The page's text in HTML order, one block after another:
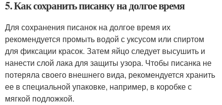
5. Как сохранить писанку на долгое время
Для сохранения писанок на долгое время их
рекомендуется промыть водой с уксусом или спиртом
для фиксации красок. Затем яйцо следует высушить и
нанести слой лака для защиты узора. Чтобы писанка не
потеряла своего внешнего вида, рекомендуется хранить
ее в специальной упаковке, например, в коробке с
мягкой подложкой.